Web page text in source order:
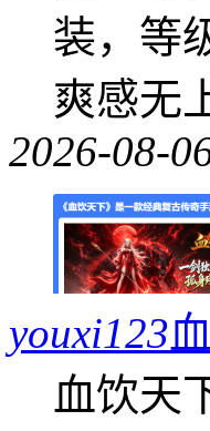
装，等
爽感无
2026-08-
youxi123
血饮天